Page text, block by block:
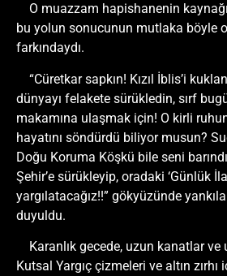
O muazzam hapishanenin
bu yolun sonucunun mutlaka böyle
farkındaydı.
“Cüretkar sapkın! Kızıl İblis’i
dünyayı felakete sürükledin, sırf
makamına ulaşmak için! O kirli
hayatını söndürdü biliyor musun?
Doğu Koruma Köşkü bile seni
Şehir’e sürükleyip, oradaki ‘Günlük
yargılatacağız!!” gökyüzünde
duyuldu.
Karanlık gecede, uzun kanatlar
Kutsal Yargıç çizmeleri ve altın zırhı